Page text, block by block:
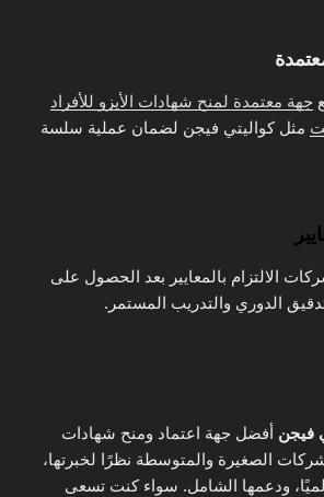
جهة معتمدة لمنح شهادات الأيزو للأفراد
مثل كواليتي فيجن لضمان عملية سلسة
الالتزام بالمعايير بعد الحصول على
الدوري والتدريب المستمر.
فيجن أفضل جهة اعتماد ومنح شهادات
الصغيرة والمتوسطة نظرًا لخبرتها،
ودعمها الشامل. سواء كنت تسعى